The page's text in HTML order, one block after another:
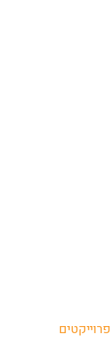
פרוייקטים